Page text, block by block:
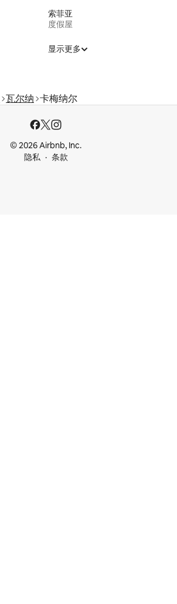
索菲亚
度假屋
显示更多
瓦尔纳 卡梅纳尔
© 2026 Airbnb, Inc.
隐私
条款